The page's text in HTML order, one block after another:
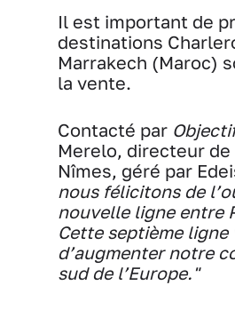
Il est important de
destinations
Marrakech (Maroc)
la vente.
Contacté par
Merelo, directeur
Nîmes, géré par
nous félicitons de
nouvelle ligne entre
Cette septième
d’augmenter notre
sud de l’Europe."